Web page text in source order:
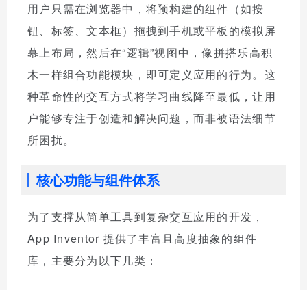
用户只需在浏览器中，将预构建的组件（如按
钮、标签、文本框）拖拽到手机或平板的模拟屏
幕上布局，然后在“逻辑”视图中，像拼搭乐高积
木一样组合功能模块，即可定义应用的行为。这
种革命性的交互方式将学习曲线降至最低，让用
户能够专注于创造和解决问题，而非被语法细节
所困扰。
核心功能与组件体系
为了支撑从简单工具到复杂交互应用的开发，
App Inventor 提供了丰富且高度抽象的组件
库，主要分为以下几类：